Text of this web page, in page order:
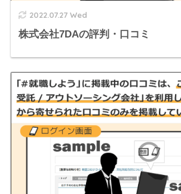
2022.07.27 Wed
株式会社7DAの評判・口コミ